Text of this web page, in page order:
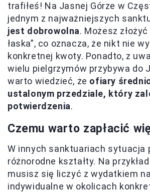
trafiłeś! Na Jasnej Górze w
jednym z najważniejszych
jest dobrowolna. Możesz
łaska”, co oznacza, że nikt nie
konkretnej kwoty. Ponadto, z
wielu pielgrzymów przybywa do
warto wiedzieć, że ofiary
ustalonym przedziale, który
potwierdzenia.
Czemu warto zapłacić
W innych sanktuariach sytuacja
różnorodne kształty. Na
musisz się liczyć z wydatkiem
indywidualne w okolicach